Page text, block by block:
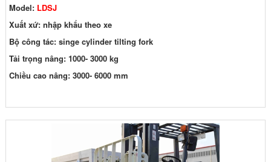
Model: LDSJ
Xuất xứ: nhập khẩu theo xe
Bộ công tác: singe cylinder tilting fork
Tải trọng nâng: 1000- 3000 kg
Chiều cao nâng: 3000- 6000 mm